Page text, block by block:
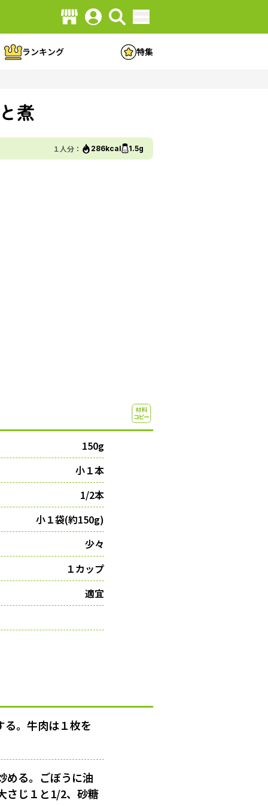
ランキング 特集
煮
１人分： 286kcal 1.5g
150g
小１本
1/2本
小１袋(約150g)
少々
１カップ
適宜
る。牛肉は１枚を
める。ごぼうに油
さじ１と1/2、砂糖